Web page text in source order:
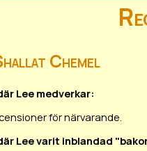
Chemel
Lee medverkar:
för närvarande.
Lee varit inblandad